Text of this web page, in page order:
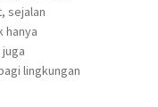
sejalan
hanya
lingkungan